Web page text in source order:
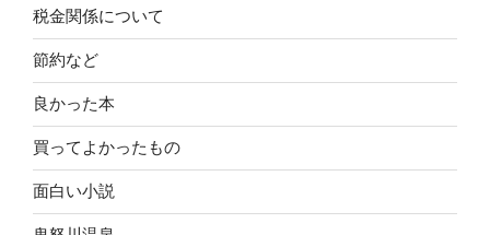
税金関係について
節約など
良かった本
買ってよかったもの
面白い小説